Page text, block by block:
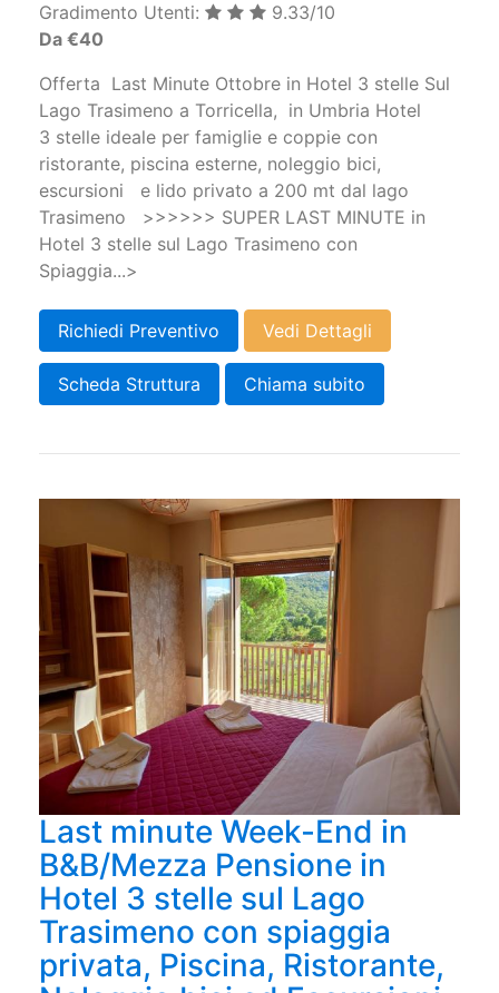
Gradimento Utenti:
9.33/10
Da €40
Offerta Last Minute Ottobre in Hotel 3 stelle Sul
Lago Trasimeno a Torricella, in Umbria Hotel
3 stelle ideale per famiglie e coppie con
ristorante, piscina esterne, noleggio bici,
escursioni e lido privato a 200 mt dal lago
Trasimeno >>>>>> SUPER LAST MINUTE in
Hotel 3 stelle sul Lago Trasimeno con
Spiaggia...>
Richiedi Preventivo Vedi Dettagli
Scheda Struttura Chiama subito
Last minute Week-End in
B&B/Mezza Pensione in
Hotel 3 stelle sul Lago
Trasimeno con spiaggia
privata, Piscina, Ristorante,